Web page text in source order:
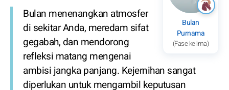
Bulan
Purnama
(Fase kelima)
Bulan menenangkan atmosfer
di sekitar Anda, meredam sifat
gegabah, dan mendorong
refleksi matang mengenai
ambisi jangka panjang. Kejernihan sangat
diperlukan untuk mengambil keputusan